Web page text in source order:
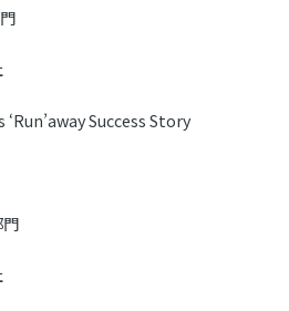
Success Story